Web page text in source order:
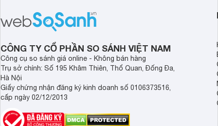
1”. Dưới đây là 7 chiếc xe đã làm nên
thành công cho hãng này.
CÔNG TY CỔ PHẦN SO SÁNH VIỆT NAM
Công cụ so sánh giá online - Không bán hàng
Trụ sở chính: Số 195 Khâm Thiên, Thổ Quan, Đống Đa,
Hà Nội
Giấy chứng nhận đăng ký kinh doanh số 0106373516,
cấp ngày 02/12/2013